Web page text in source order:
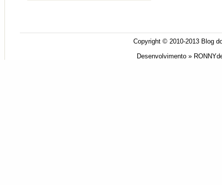
Copyright © 2010-2013 Blog
Desenvolvimento »